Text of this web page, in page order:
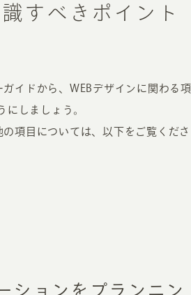
すべきポイント
イドから、WEBデザインに関わる項
にしましょう。
項目については、以下をご覧くださ
ションをプランニン